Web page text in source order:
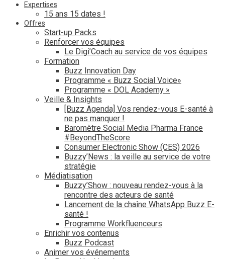
Expertises
15 ans 15 dates !
Offres
Start-up Packs
Renforcer vos équipes
Le Digi’Coach au service de vos équipes
Formation
Buzz Innovation Day
Programme « Buzz Social Voice»
Programme « DOL Academy »
Veille & Insights
[Buzz Agenda] Vos rendez-vous E-santé à
ne pas manquer !
Baromètre Social Media Pharma France
#BeyondTheScore
Consumer Electronic Show (CES) 2026
Buzzy’News : la veille au service de votre
stratégie
Médiatisation
Buzzy’Show : nouveau rendez-vous à la
rencontre des acteurs de santé
Lancement de la chaîne WhatsApp Buzz E-
santé !
Programme Workfluenceurs
Enrichir vos contenus
Buzz Podcast
Animer vos événements